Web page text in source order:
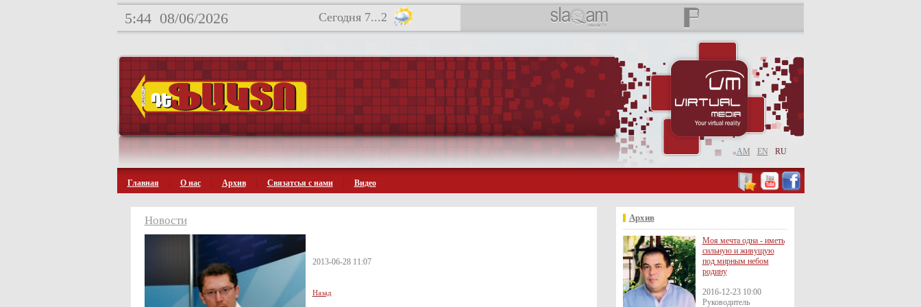
5:44 08/06/2026 Сегодня 7...2
AM EN RU
Главная О нас Архив Связатсья с нами Видео
Новости
2013-06-28 11:07
Назад
Архив
Моя мечта одна - иметь
сильную и живущую
под мирным небом
родину
2016-12-23 10:00
Руководитель